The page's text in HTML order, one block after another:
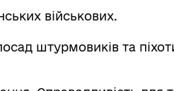
військових.
штурмовиків та